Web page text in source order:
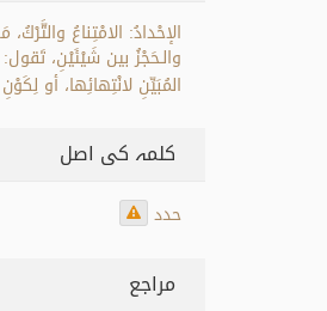
الإحْدادُ: الامْتِناعُ
والـحَجْزُ بين شَيْئَيْنِ،
المُبَيِّنِ لانْتِهائِها، أو
کلمہ کی اصل
حدد
مراجع